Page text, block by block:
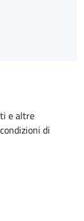
e altre
di